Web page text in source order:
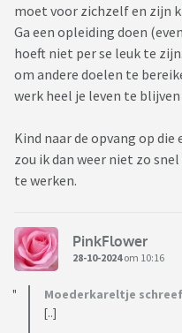
moet voor zichzelf en zijn
Ga een opleiding doen
hoeft niet per se leuk te
om andere doelen te
werk heel je leven te blijven
Kind naar de opvang op
zou ik dan weer niet zo
te werken.
PinkFlower
28-10-2024om 10:16
Moederkareltje schreef
[..]